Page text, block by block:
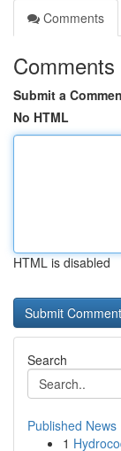
Comments
Comments
Submit a
No HTML
HTML is disabled
Search
Published News
1